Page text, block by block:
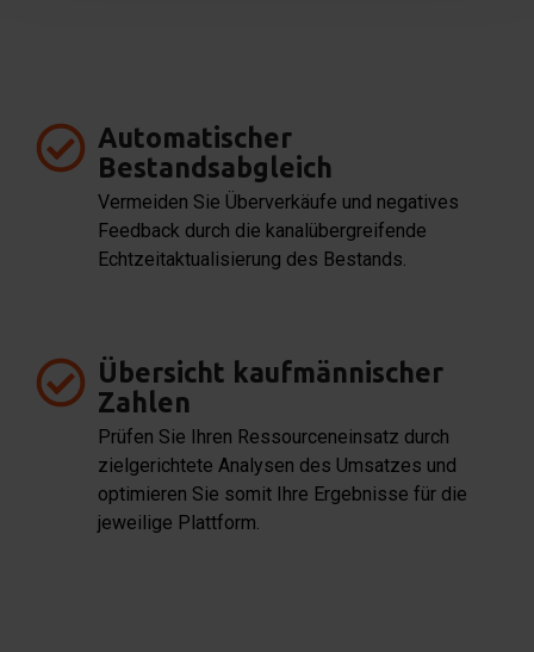
Automatischer
Bestandsabgleich
Vermeiden Sie Überverkäufe und negatives
Feedback durch die kanalübergreifende
Echtzeitaktualisierung des Bestands.
Übersicht kaufmännischer
Zahlen
Prüfen Sie Ihren Ressourceneinsatz durch
zielgerichtete Analysen des Umsatzes und
optimieren Sie somit Ihre Ergebnisse für die
jeweilige Plattform.